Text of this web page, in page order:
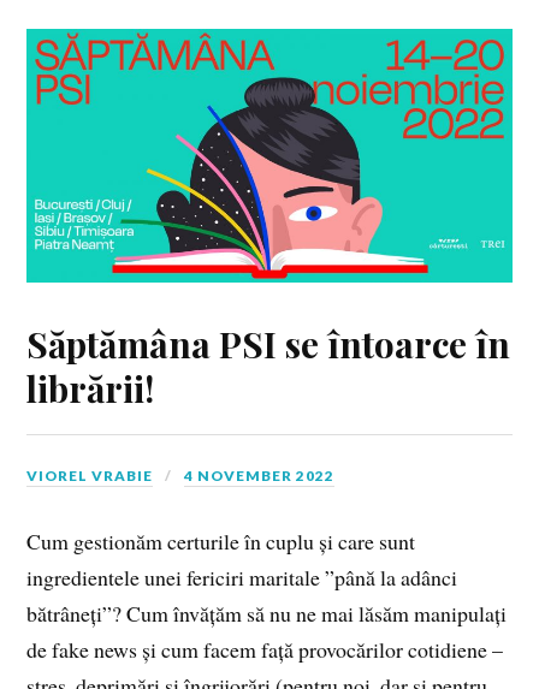
Săptămâna PSI se întoarce în
librării!
VIOREL VRABIE 4 NOVEMBER 2022
Cum gestionăm certurile în cuplu și care sunt
ingredientele unei fericiri maritale ”până la adânci
bătrâneți”? Cum învățăm să nu ne mai lăsăm manipulați
de fake news și cum facem față provocărilor cotidiene –